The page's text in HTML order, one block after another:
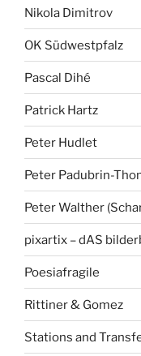
Nikola Dimitrov
OK Südwestpfalz
Pascal Dihé
Patrick Hartz
Peter Hudlet
Peter Padubrin-
Peter Walther
pixartix – dAS
Poesiafragile
Rittiner & Gomez
Stations and